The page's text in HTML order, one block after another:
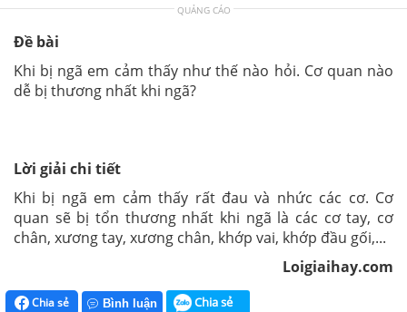
QUẢNG CÁO
Đề bài
Khi bị ngã em cảm thấy như thế nào hỏi. Cơ quan nào
dễ bị thương nhất khi ngã?
Lời giải chi tiết
Khi bị ngã em cảm thấy rất đau và nhức các cơ. Cơ
quan sẽ bị tổn thương nhất khi ngã là các cơ tay, cơ
chân, xương tay, xương chân, khớp vai, khớp đầu gối,...
Loigiaihay.com
Chia sẻ Bình luận Chia sẻ